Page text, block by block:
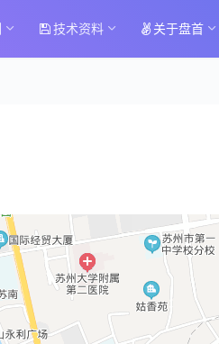
技术资料 关于盘首